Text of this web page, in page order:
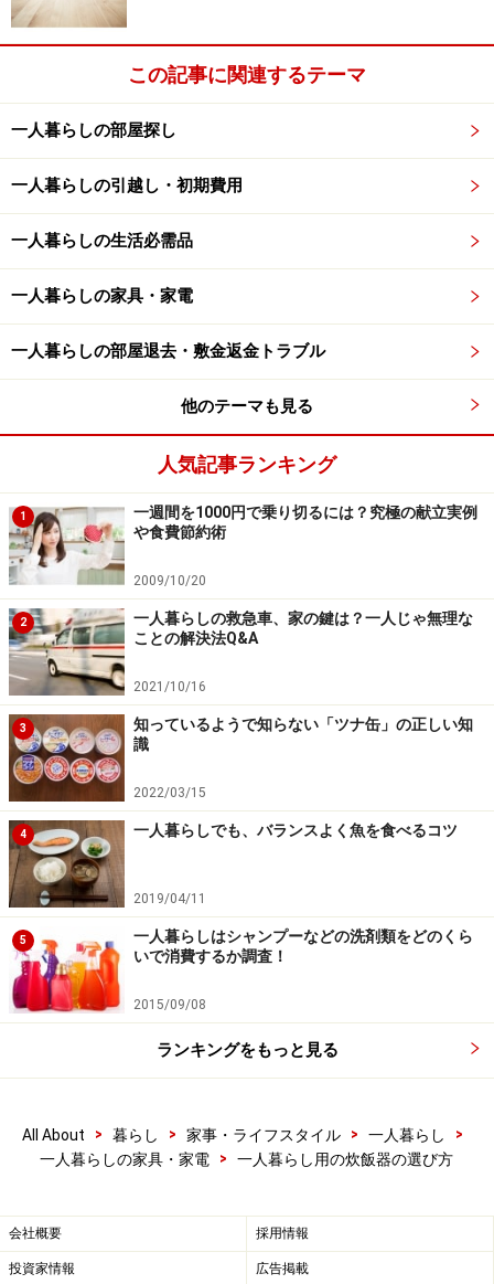
この記事に関連するテーマ
一人暮らしの部屋探し
一人暮らしの引越し・初期費用
一人暮らしの生活必需品
一人暮らしの家具・家電
一人暮らしの部屋退去・敷金返金トラブル
他のテーマも見る
人気記事ランキング
1
一週間を1000円で乗り切るには？究極の献立実例
や食費節約術
2009/10/20
2
一人暮らしの救急車、家の鍵は？一人じゃ無理な
ことの解決法Q&A
2021/10/16
3
知っているようで知らない「ツナ缶」の正しい知
識
2022/03/15
4 一人暮らしでも、バランスよく魚を食べるコツ
2019/04/11
5
一人暮らしはシャンプーなどの洗剤類をどのくら
いで消費するか調査！
2015/09/08
ランキングをもっと見る
All About > 暮らし > 家事・ライフスタイル > 一人暮らし
>
一人暮らしの家具・家電
> 一人暮らし用の炊飯器の選び方
会社概要 採用情報
投資家情報 広告掲載